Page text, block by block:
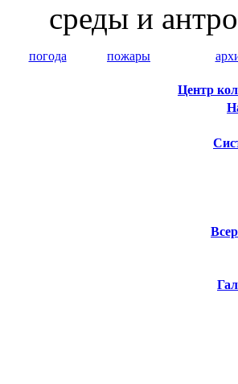
среды и
погода пожары
Центр